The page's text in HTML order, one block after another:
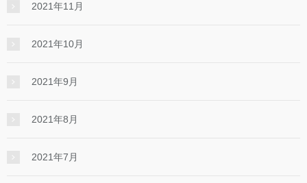
2021年11月
2021年10月
2021年9月
2021年8月
2021年7月